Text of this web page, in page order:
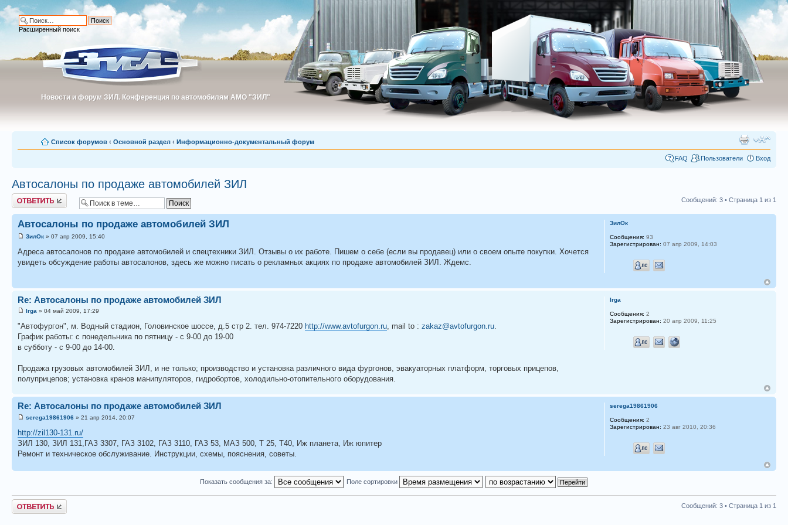
Новости и форум ЗИЛ. Конференция по автомобилям АМО "ЗИЛ"
Новости и форум ЗИЛ. Конференция по автомобилям АМО "ЗИЛ"
Расширенный поиск
Список форумов ‹ Основной раздел ‹ Информационно-документальный форум
FAQ Пользователи Вход
Автосалоны по продаже автомобилей ЗИЛ
Ответить Сообщений: 3 • Страница 1 из 1
Автосалоны по продаже автомобилей ЗИЛ
ЗилОк » 07 апр 2009, 15:40
Адреса автосалонов по продаже автомобилей и спецтехники ЗИЛ. Отзывы о их работе. Пишем о себе (если вы продавец) или о своем опыте покупки. Хочется
увидеть обсуждение работы автосалонов, здесь же можно писать о рекламных акциях по продаже автомобилей ЗИЛ. Ждемс.
ЗилОк
Сообщения: 93
Зарегистрирован: 07 апр 2009, 14:03
Re: Автосалоны по продаже автомобилей ЗИЛ
Irga » 04 май 2009, 17:29
"Автофургон", м. Водный стадион, Головинское шоссе, д.5 стр 2. тел. 974-7220 http://www.avtofurgon.ru, mail to : zakaz@avtofurgon.ru.
График работы: с понедельника по пятницу - с 9-00 до 19-00
в субботу - с 9-00 до 14-00.
Продажа грузовых автомобилей ЗИЛ, и не только; производство и установка различного вида фургонов, эвакуаторных платформ, торговых прицепов,
полуприцепов; установка кранов манипуляторов, гидробортов, холодильно-отопительного оборудования.
Irga
Сообщения: 2
Зарегистрирован: 20 апр 2009, 11:25
Re: Автосалоны по продаже автомобилей ЗИЛ
serega19861906 » 21 апр 2014, 20:07
http://zil130-131.ru/
ЗИЛ 130, ЗИЛ 131,ГАЗ 3307, ГАЗ 3102, ГАЗ 3110, ГАЗ 53, МАЗ 500, Т 25, Т40, Иж планета, Иж юпитер
Ремонт и техническое обслуживание. Инструкции, схемы, пояснения, советы.
serega19861906
Сообщения: 2
Зарегистрирован: 23 авг 2010, 20:36
Показать сообщения за: Поле сортировки
Ответить Сообщений: 3 • Страница 1 из 1